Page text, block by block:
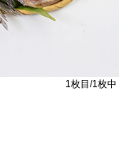
1枚目/1枚中